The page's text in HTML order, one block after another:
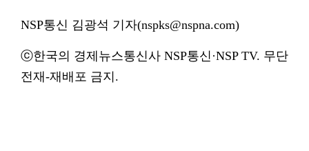
NSP통신 김광석 기자(nspks@nspna.com)
ⓒ한국의 경제뉴스통신사 NSP통신·NSP TV. 무단
전재-재배포 금지.